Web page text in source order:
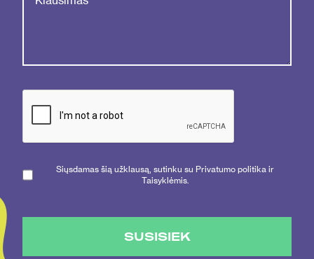
Siųsdamas šią užklausą, sutinku su Privatumo politika ir
Taisyklėmis.
SUSISIEK